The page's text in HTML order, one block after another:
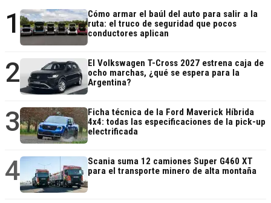
1
Cómo armar el baúl del auto para salir a la
ruta: el truco de seguridad que pocos
conductores aplican
2
El Volkswagen T-Cross 2027 estrena caja de
ocho marchas, ¿qué se espera para la
Argentina?
3
Ficha técnica de la Ford Maverick Híbrida
4x4: todas las especificaciones de la pick-up
electrificada
4
Scania suma 12 camiones Super G460 XT
para el transporte minero de alta montaña